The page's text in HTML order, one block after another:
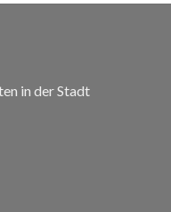
in der Stadt